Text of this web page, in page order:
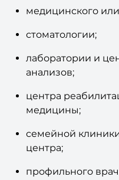
медицинского или
стоматологии;
лаборатории и
анализов;
центра
медицины;
семейной
центра;